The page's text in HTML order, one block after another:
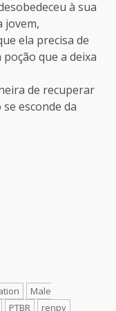
à sua
jovem,
ela precisa de
que a deixa
de recuperar
esconde da
Male
PTBR renpy